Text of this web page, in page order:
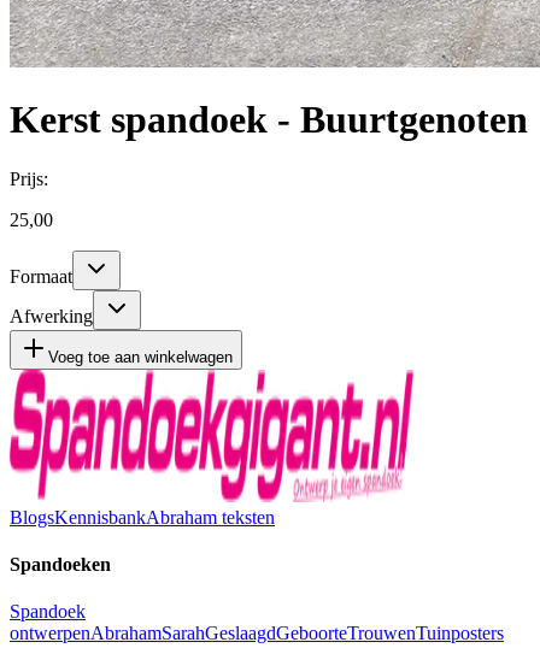
Kerst spandoek - Buurtgenoten
Prijs:
25,00
Formaat
Afwerking
Voeg toe aan winkelwagen
BlogsKennisbankAbraham teksten
Spandoeken
Spandoek
ontwerpenAbrahamSarahGeslaagdGeboorteTrouwenTuinposters